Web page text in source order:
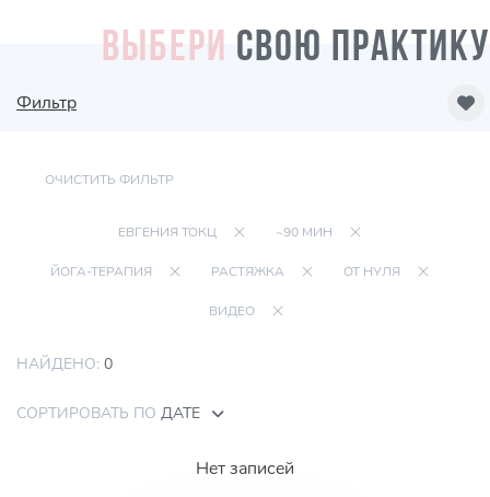
ВЫБЕРИ СВОЮ ПРАКТИКУ
Фильтр
ОЧИСТИТЬ ФИЛЬТР
ЕВГЕНИЯ ТОКЦ ~90 МИН
ЙОГА-ТЕРАПИЯ РАСТЯЖКА ОТ НУЛЯ
ВИДЕО
НАЙДЕНО: 0
СОРТИРОВАТЬ ПО ДАТЕ
Нет записей